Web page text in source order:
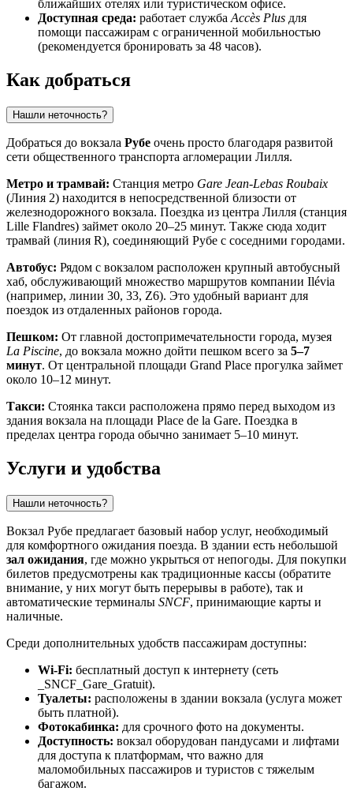
ближайших отелях или туристическом офисе.
Доступная среда: работает служба Accès Plus для
помощи пассажирам с ограниченной мобильностью
(рекомендуется бронировать за 48 часов).
Как добраться
Нашли неточность?
Добраться до вокзала Рубе очень просто благодаря развитой
сети общественного транспорта агломерации Лилля.
Метро и трамвай: Станция метро Gare Jean-Lebas Roubaix
(Линия 2) находится в непосредственной близости от
железнодорожного вокзала. Поездка из центра Лилля (станция
Lille Flandres) займет около 20–25 минут. Также сюда ходит
трамвай (линия R), соединяющий Рубе с соседними городами.
Автобус: Рядом с вокзалом расположен крупный автобусный
хаб, обслуживающий множество маршрутов компании Ilévia
(например, линии 30, 33, Z6). Это удобный вариант для
поездок из отдаленных районов города.
Пешком: От главной достопримечательности города, музея
La Piscine, до вокзала можно дойти пешком всего за 5–7
минут. От центральной площади Grand Place прогулка займет
около 10–12 минут.
Такси: Стоянка такси расположена прямо перед выходом из
здания вокзала на площади Place de la Gare. Поездка в
пределах центра города обычно занимает 5–10 минут.
Услуги и удобства
Нашли неточность?
Вокзал Рубе предлагает базовый набор услуг, необходимый
для комфортного ожидания поезда. В здании есть небольшой
зал ожидания, где можно укрыться от непогоды. Для покупки
билетов предусмотрены как традиционные кассы (обратите
внимание, у них могут быть перерывы в работе), так и
автоматические терминалы SNCF, принимающие карты и
наличные.
Среди дополнительных удобств пассажирам доступны:
Wi-Fi: бесплатный доступ к интернету (сеть
_SNCF_Gare_Gratuit).
Туалеты: расположены в здании вокзала (услуга может
быть платной).
Фотокабинка: для срочного фото на документы.
Доступность: вокзал оборудован пандусами и лифтами
для доступа к платформам, что важно для
маломобильных пассажиров и туристов с тяжелым
багажом.